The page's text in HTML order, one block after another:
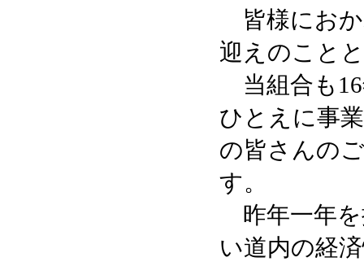
皆様におか
迎えのこと
当組合も
ひとえに事
の皆さんの
す。
昨年一年を
い道内の経